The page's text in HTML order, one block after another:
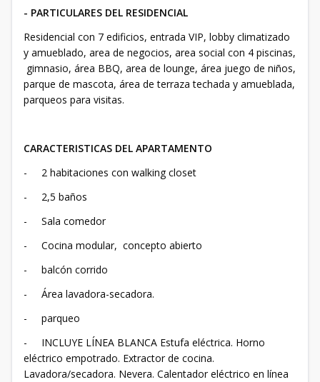
- PARTICULARES DEL RESIDENCIAL
Residencial con 7 edificios, entrada VIP, lobby climatizado
y amueblado, area de negocios, area social con 4 piscinas,
gimnasio, área BBQ, area de lounge, área juego de niños,
parque de mascota, área de terraza techada y amueblada,
parqueos para visitas.
CARACTERISTICAS DEL APARTAMENTO
- 2 habitaciones con walking closet
- 2,5 baños
- Sala comedor
- Cocina modular, concepto abierto
- balcón corrido
- Área lavadora-secadora.
- parqueo
- INCLUYE LÍNEA BLANCA Estufa eléctrica. Horno
eléctrico empotrado. Extractor de cocina.
Lavadora/secadora. Nevera. Calentador eléctrico en línea